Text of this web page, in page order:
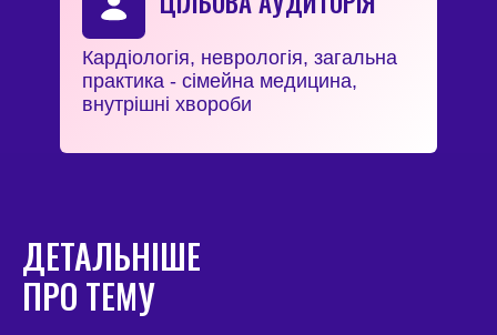
Кардіологія, неврологія, загальна
практика - сімейна медицина,
внутрішні хвороби
ДЕТАЛЬНІШЕ
ПРО ТЕМУ